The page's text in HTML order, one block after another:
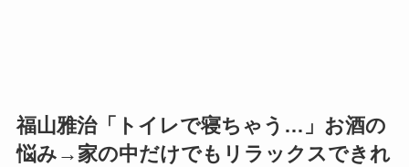
福山雅治「トイレで寝ちゃう…」お酒の
悩み→家の中だけでもリラックスできれ